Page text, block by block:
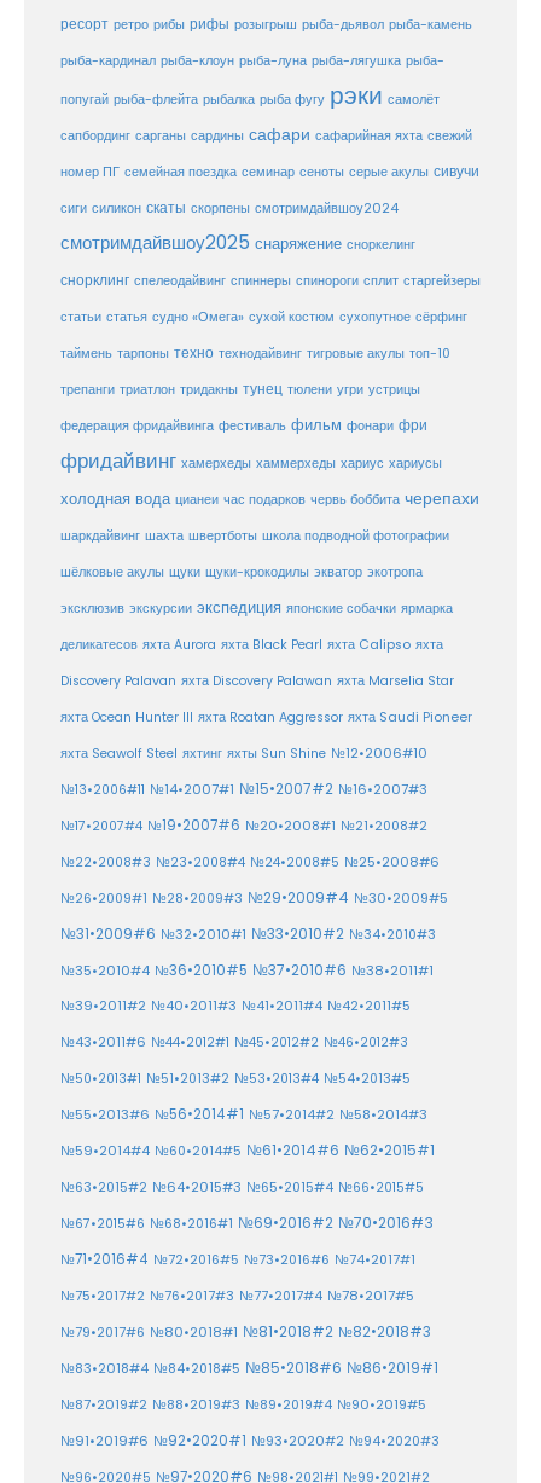
ресорт ретро рибы рифы розыгрыш рыба-дьявол рыба-камень
рыба-кардинал рыба-клоун рыба-луна рыба-лягушка рыба-
попугай рыба-флейта рыбалка рыба фугу рэки самолёт
сапбординг сарганы сардины сафари сафарийная яхта свежий
номер ПГ семейная поездка семинар сеноты серые акулы сивучи
сиги силикон скаты скорпены смотримдайвшоу2024
смотримдайвшоу2025 снаряжение сноркелинг
снорклинг спелеодайвинг спиннеры спинороги сплит старгейзеры
статьи статья судно «Омега» сухой костюм сухопутное сёрфинг
таймень тарпоны техно технодайвинг тигровые акулы топ-10
трепанги триатлон тридакны тунец тюлени угри устрицы
федерация фридайвинга фестиваль фильм фонари фри
фридайвинг хамерхеды хаммерхеды хариус хариусы
холодная вода цианеи час подарков червь боббита черепахи
шаркдайвинг шахта швертботы школа подводной фотографии
шёлковые акулы щуки щуки-крокодилы экватор экотропа
эксклюзив экскурсии экспедиция японские собачки ярмарка
деликатесов яхта Aurora яхта Black Pearl яхта Calipso яхта
Discovery Palavan яхта Discovery Palawan яхта Marselia Star
яхта Ocean Hunter III яхта Roatan Aggressor яхта Saudi Pioneer
яхта Seawolf Steel яхтинг яхты Sun Shine №12•2006#10
№13•2006#11 №14•2007#1 №15•2007#2 №16•2007#3
№17•2007#4 №19•2007#6 №20•2008#1 №21•2008#2
№22•2008#3 №23•2008#4 №24•2008#5 №25•2008#6
№26•2009#1 №28•2009#3 №29•2009#4 №30•2009#5
№31•2009#6 №32•2010#1 №33•2010#2 №34•2010#3
№35•2010#4 №36•2010#5 №37•2010#6 №38•2011#1
№39•2011#2 №40•2011#3 №41•2011#4 №42•2011#5
№43•2011#6 №44•2012#1 №45•2012#2 №46•2012#3
№50•2013#1 №51•2013#2 №53•2013#4 №54•2013#5
№55•2013#6 №56•2014#1 №57•2014#2 №58•2014#3
№59•2014#4 №60•2014#5 №61•2014#6 №62•2015#1
№63•2015#2 №64•2015#3 №65•2015#4 №66•2015#5
№67•2015#6 №68•2016#1 №69•2016#2 №70•2016#3
№71•2016#4 №72•2016#5 №73•2016#6 №74•2017#1
№75•2017#2 №76•2017#3 №77•2017#4 №78•2017#5
№79•2017#6 №80•2018#1 №81•2018#2 №82•2018#3
№83•2018#4 №84•2018#5 №85•2018#6 №86•2019#1
№87•2019#2 №88•2019#3 №89•2019#4 №90•2019#5
№91•2019#6 №92•2020#1 №93•2020#2 №94•2020#3
№96•2020#5 №97•2020#6 №98•2021#1 №99•2021#2